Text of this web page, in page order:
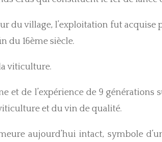
du village, l’exploitation fut acquise
du 16ème siècle.
viticulture.
et de l’expérience de 9 générations
et du vin de qualité.
aujourd’hui intact, symbole